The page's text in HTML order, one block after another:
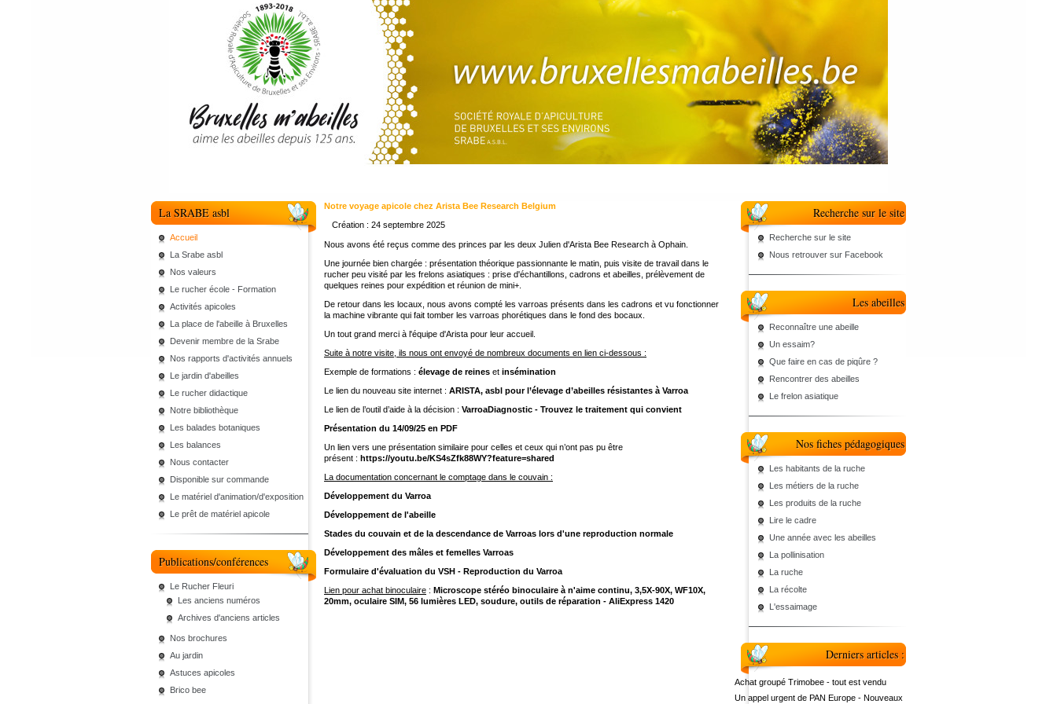
La SRABE asbl
Accueil
La Srabe asbl
Nos valeurs
Le rucher école - Formation
Activités apicoles
La place de l'abeille à Bruxelles
Devenir membre de la Srabe
Nos rapports d'activités annuels
Le jardin d'abeilles
Le rucher didactique
Notre bibliothèque
Les balades botaniques
Les balances
Nous contacter
Disponible sur commande
Le matériel d'animation/d'exposition
Le prêt de matériel apicole
Publications/conférences
Le Rucher Fleuri
Les anciens numéros
Archives d'anciens articles
Nos brochures
Au jardin
Astuces apicoles
Brico bee
Notre voyage apicole chez Arista Bee Research Belgium
Création : 24 septembre 2025
Nous avons été reçus comme des princes par les deux Julien d'Arista Bee Research à Ophain.
Une journée bien chargée : présentation théorique passionnante le matin, puis visite de travail dans le
rucher peu visité par les frelons asiatiques : prise d'échantillons, cadrons et abeilles, prélèvement de
quelques reines pour expédition et réunion de mini+.
De retour dans les locaux, nous avons compté les varroas présents dans les cadrons et vu fonctionner
la machine vibrante qui fait tomber les varroas phorétiques dans le fond des bocaux.
Un tout grand merci à l'équipe d'Arista pour leur accueil.
Suite à notre visite, ils nous ont envoyé de nombreux documents en lien ci-dessous :
Exemple de formations : élevage de reines et insémination
Le lien du nouveau site internet : ARISTA, asbl pour l’élevage d’abeilles résistantes à Varroa
Le lien de l’outil d’aide à la décision : VarroaDiagnostic - Trouvez le traitement qui convient
Présentation du 14/09/25 en PDF
Un lien vers une présentation similaire pour celles et ceux qui n’ont pas pu être
présent : https://youtu.be/KS4sZfk88WY?feature=shared
La documentation concernant le comptage dans le couvain :
Développement du Varroa
Développement de l'abeille
Stades du couvain et de la descendance de Varroas lors d'une reproduction normale
Développement des mâles et femelles Varroas
Formulaire d'évaluation du VSH - Reproduction du Varroa
Lien pour achat binoculaire : Microscope stéréo binoculaire à n'aime continu, 3,5X-90X, WF10X,
20mm, oculaire SIM, 56 lumières LED, soudure, outils de réparation - AliExpress 1420
Recherche sur le site
Recherche sur le site
Nous retrouver sur Facebook
Les abeilles
Reconnaître une abeille
Un essaim?
Que faire en cas de piqûre ?
Rencontrer des abeilles
Le frelon asiatique
Nos fiches pédagogiques
Les habitants de la ruche
Les métiers de la ruche
Les produits de la ruche
Lire le cadre
Une année avec les abeilles
La pollinisation
La ruche
La récolte
L'essaimage
Derniers articles :
Achat groupé Trimobee - tout est vendu
Un appel urgent de PAN Europe - Nouveaux